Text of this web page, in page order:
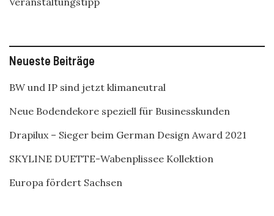
Neueste Beiträge
BW und IP sind jetzt klimaneutral
Neue Bodendekore speziell für Businesskunden
Drapilux – Sieger beim German Design Award 2021
SKYLINE DUETTE-Wabenplissee Kollektion
Europa fördert Sachsen